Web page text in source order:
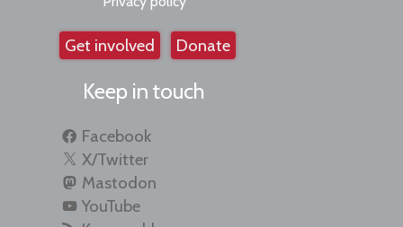
Get involved Donate
Keep in touch
Facebook
X/Twitter
Mastodon
YouTube